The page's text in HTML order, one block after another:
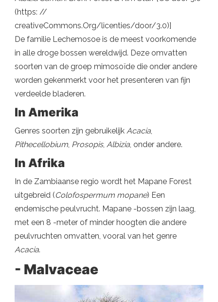
(https: //
creativeCommons.Org/licenties/door/3.0)]
De familie Lechemosoe is de meest voorkomende
in alle droge bossen wereldwijd. Deze omvatten
soorten van de groep mimosoïde die onder andere
worden gekenmerkt voor het presenteren van fijn
verdeelde bladeren.
In Amerika
Genres soorten zijn gebruikelijk Acacia
Pithecellobium Prosopis, Albizia , onder andere.
In Afrika
In de Zambiaanse regio wordt het Mapane Forest
uitgebreid (Colofospermum mopane) Een
endemische peulvrucht. Mapane -bossen zijn laag,
met een 8 -meter of minder hoogten die andere
peulvruchten omvatten, vooral van het genre
Acacia.
- Malvaceae